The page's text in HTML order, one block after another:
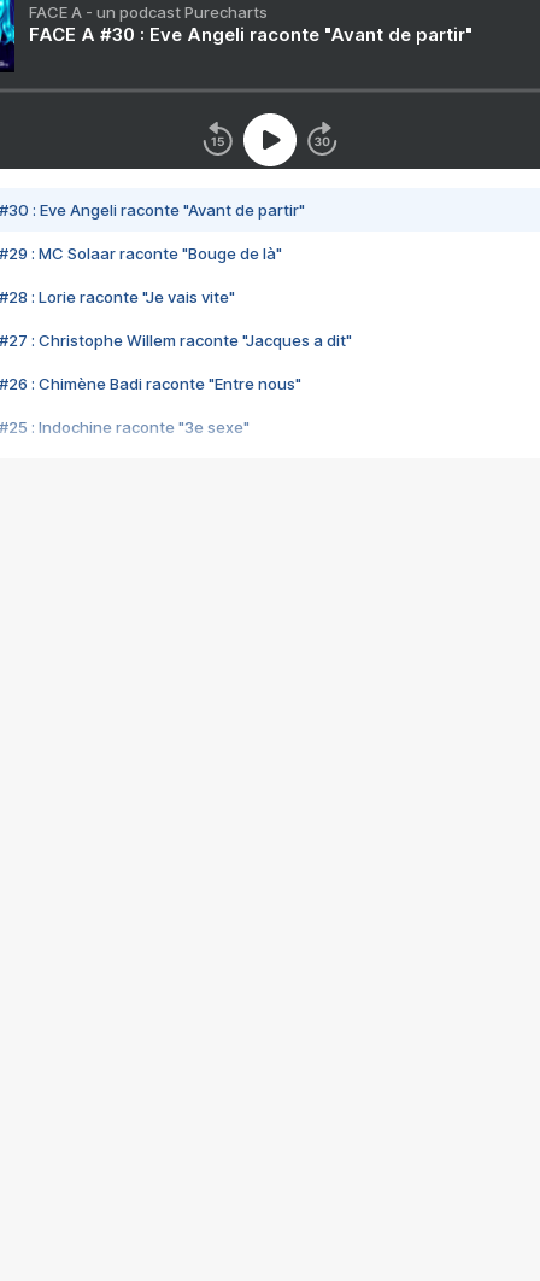
FACE A - un podcast Purecharts
FACE A #30 : Eve Angeli raconte "Avant de partir"
#30 : Eve Angeli raconte "Avant de partir"
#29 : MC Solaar raconte "Bouge de là"
#28 : Lorie raconte "Je vais vite"
#27 : Christophe Willem raconte "Jacques a dit"
#26 : Chimène Badi raconte "Entre nous"
#25 : Indochine raconte "3e sexe"